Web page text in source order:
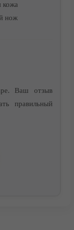
кожа
нож
Ваш отзыв
правильный